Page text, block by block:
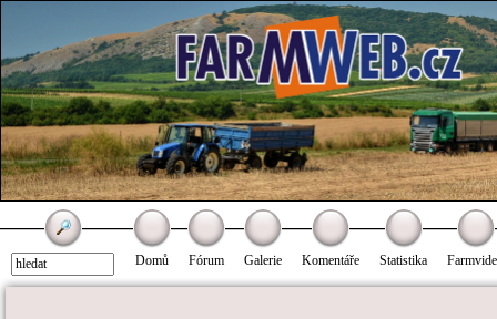
Domů Fórum Galerie Komentáře Statistika